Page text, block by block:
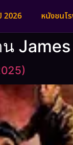
2026 หนังชนโ
น